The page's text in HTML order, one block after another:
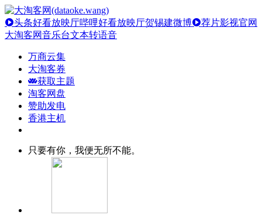
头条好看放映厅哔哩好看放映厅贺锡建微博
荐片影视官网
大淘客网音乐台文本转语音
万商云集
大淘客券
获取主题
淘客网盘
赞助发电
香港主机
只要有你，我便无所不能。